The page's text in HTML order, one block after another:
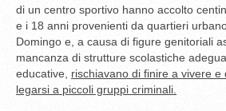
di un centro sportivo hanno accolto
e i 18 anni provenienti da quartieri
Domingo e, a causa di figure genitoriali
mancanza di strutture scolastiche
educative, rischiavano di finire a vivere
legarsi a piccoli gruppi criminali.